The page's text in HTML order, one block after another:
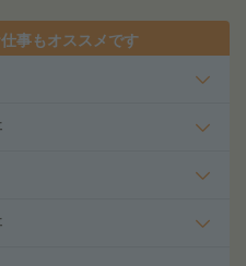
事もオススメです